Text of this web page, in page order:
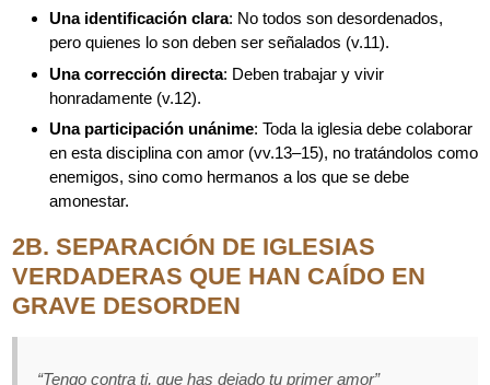
Una identificación clara: No todos son desordenados,
pero quienes lo son deben ser señalados (v.11).
Una corrección directa: Deben trabajar y vivir
honradamente (v.12).
Una participación unánime: Toda la iglesia debe colaborar
en esta disciplina con amor (vv.13–15), no tratándolos como
enemigos, sino como hermanos a los que se debe
amonestar.
2B. SEPARACIÓN DE IGLESIAS
VERDADERAS QUE HAN CAÍDO EN
GRAVE DESORDEN
“Tengo contra ti, que has dejado tu primer amor”